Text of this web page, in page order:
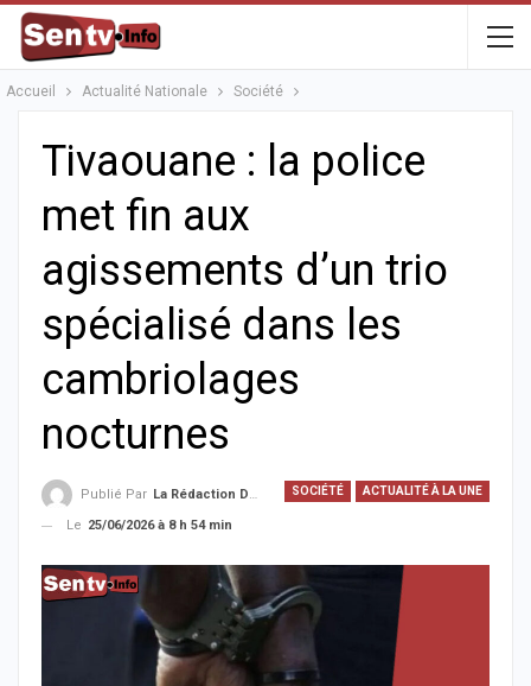
Accueil Actualité Nationale Société
Tivaouane : la police
met fin aux
agissements d’un trio
spécialisé dans les
cambriolages
nocturnes
SOCIÉTÉ ACTUALITÉ À LA UNE
Publié Par La Rédaction De La SenTV.info
Le 25/06/2026 à 8 h 54 min